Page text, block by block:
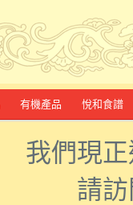
有機產品 悅和食譜
我們現
請